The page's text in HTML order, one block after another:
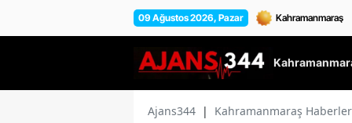
09 Ağustos 2026, Pazar
Ajans344 | Kahramanmaraş